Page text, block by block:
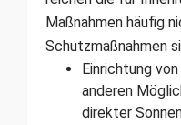
Maßnahmen häufig
Schutzmaßnahmen
Einrichtung
anderen
direkter